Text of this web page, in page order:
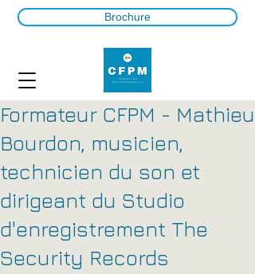
Brochure
Formateur CFPM - Mathieu
Bourdon, musicien,
technicien du son et
dirigeant du Studio
d'enregistrement The
Security Records